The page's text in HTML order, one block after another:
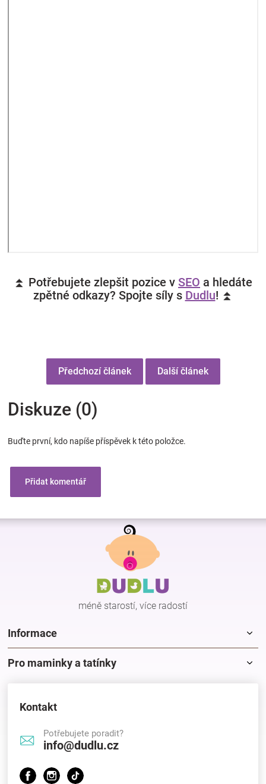
⏫ Potřebujete zlepšit pozice v SEO a hledáte
zpětné odkazy? Spojte síly s Dudlu! ⏫
Předchozí článek Další článek
Diskuze (0)
Buďte první, kdo napíše příspěvek k této položce.
Přidat komentář
Z
méně starostí, více radostí
Informace
Pro maminky a tatínky
Kontakt
Potřebujete poradit?
info@dudlu.cz